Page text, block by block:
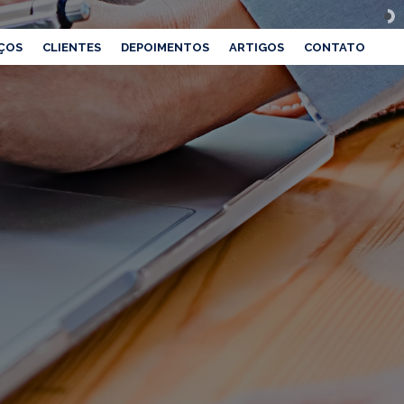
CLIENTES DEPOIMENTOS ARTIGOS CONTATO